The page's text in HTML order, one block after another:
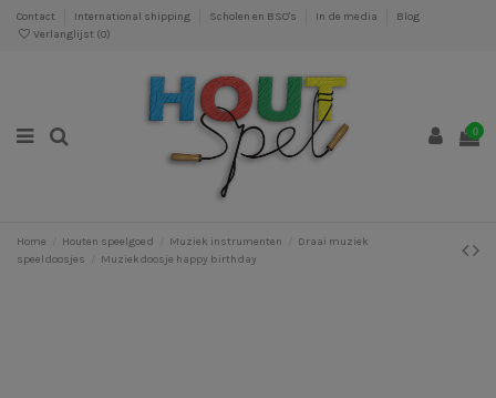
Contact International shipping Scholen en BSO's In de media
Blog
Verlanglijst (0)
0
Home Houten speelgoed Muziek instrumenten
Draai muziek
speeldoosjes
Muziekdoosje happy birthday